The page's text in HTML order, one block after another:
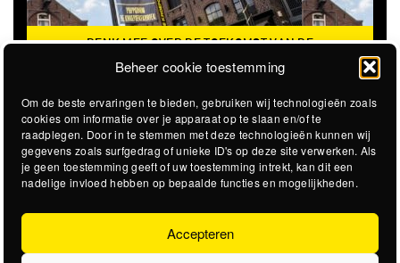
Beheer cookie toestemming
Om de beste ervaringen te bieden, gebruiken wij technologieën zoals
cookies om informatie over je apparaat op te slaan en/of te
raadplegen. Door in te stemmen met deze technologieën kunnen wij
gegevens zoals surfgedrag of unieke ID's op deze site verwerken. Als
je geen toestemming geeft of uw toestemming intrekt, kan dit een
nadelige invloed hebben op bepaalde functies en mogelijkheden.
Accepteren
DENK MEE OVER DE TOEKOMST VAN DE
KROEPOEKFABRIEK